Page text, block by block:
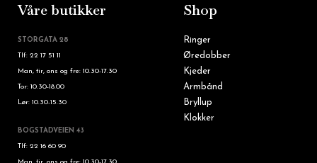
Våre butikker
STORGATA 28
Tlf: 22 17 51 11
Man, tir, ons og fre: 10.30-17.30
Tor: 10.30-18.00
Lør: 10.30-15.30
BOGSTADVEIEN 43
Tlf: 22 16 60 90
Shop
Ringer
Øredobber
Kjeder
Armbånd
Bryllup
Klokker